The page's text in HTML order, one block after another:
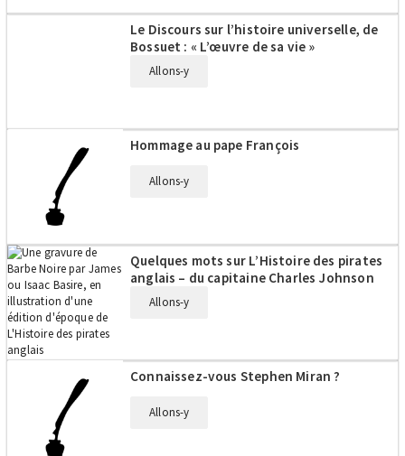
Le Discours sur l’histoire universelle, de
Bossuet : « L’œuvre de sa vie »
Allons-y
Hommage au pape François
Allons-y
Quelques mots sur L’Histoire des pirates
anglais – du capitaine Charles Johnson
Allons-y
Connaissez-vous Stephen Miran ?
Allons-y